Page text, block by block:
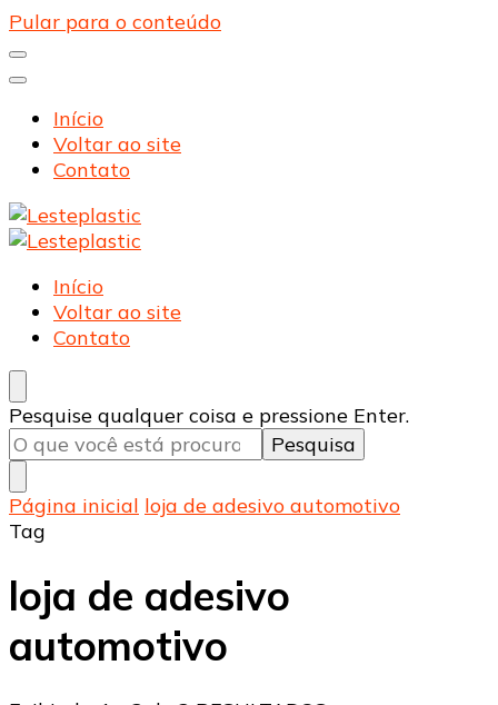
Pular para o conteúdo
Início
Voltar ao site
Contato
Lesteplastic
Blog – Lesteplastic
Lesteplastic
Blog – Lesteplastic
Início
Voltar ao site
Contato
Procurando
algo?
Pesquise qualquer coisa e pressione Enter.
Página inicial loja de adesivo automotivo
Tag
loja de adesivo
automotivo